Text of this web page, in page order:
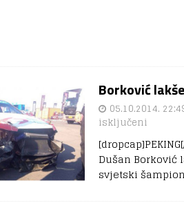
Borković
05.10.2014.
isključeni
Dušan
svjetski